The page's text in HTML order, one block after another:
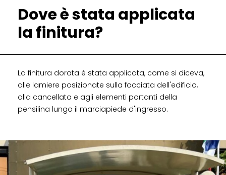
Dove è stata applicata
la finitura?
La finitura dorata è stata applicata, come si diceva,
alle lamiere posizionate sulla facciata dell'edificio,
alla cancellata e agli elementi portanti della
pensilina lungo il marciapiede d'ingresso.